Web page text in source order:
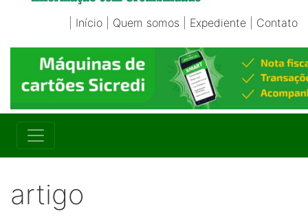
Início Quem somos Expediente Contato
artigo